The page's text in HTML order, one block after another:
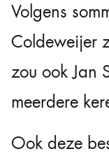
Volgens
Coldeweijer
zou ook Jan
meerdere
Ook deze